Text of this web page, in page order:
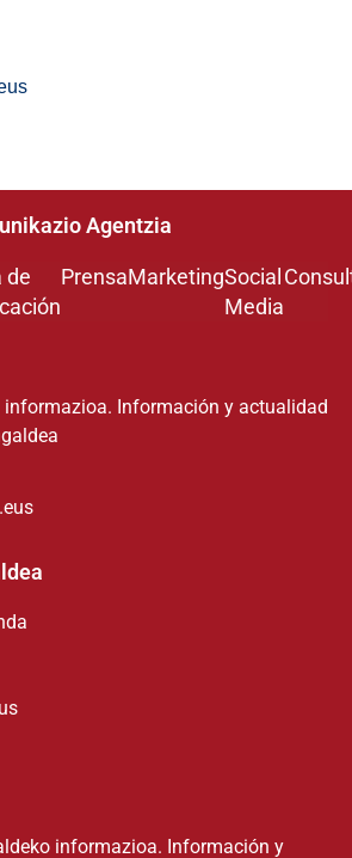
Agentzia
de
PrensaMarketingSocial
Media
informazioa. Información y actualidad
informazioa. Información y